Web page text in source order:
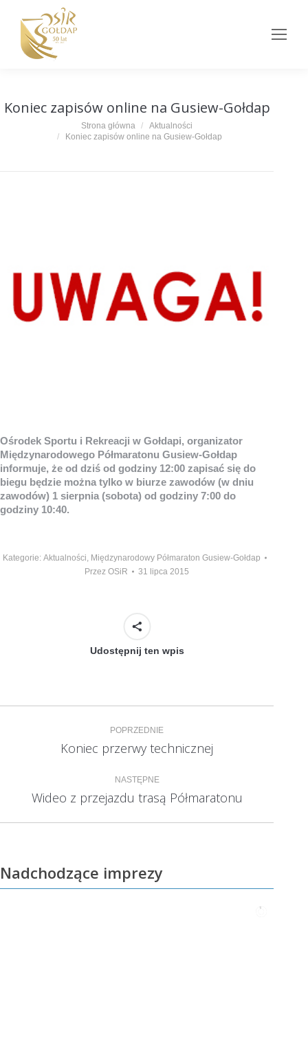
Koniec zapisów online na Gusiew-Gołdap
Strona główna
Aktualności
Koniec zapisów online na Gusiew-Gołdap
Ośrodek Sportu i Rekreacji w Gołdapi, organizator
Międzynarodowego Półmaratonu Gusiew-Gołdap
informuje, że od dziś od godziny 12:00 zapisać się do
biegu będzie można tylko w biurze zawodów (w dniu
zawodów) 1 sierpnia (sobota) od godziny 7:00 do
godziny 10:40.
Kategorie: Aktualności, Międzynarodowy Półmaraton Gusiew-Gołdap
Przez OSiR 31 lipca 2015
Udostępnij ten wpis
Nawigacja
wpisów
POPRZEDNIE
Poprzedni
wpis:
Koniec przerwy technicznej
NASTĘPNE
Następny
Wideo z przejazdu trasą Półmaratonu
Nadchodzące imprezy